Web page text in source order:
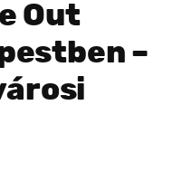
Out
–